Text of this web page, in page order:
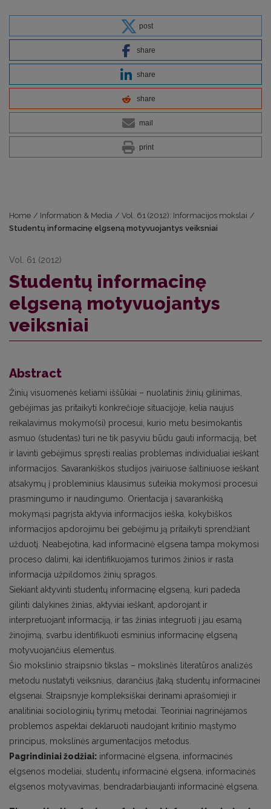
post
share
share
share
mail
print
Home / Information & Media / Vol. 61 (2012): Informacijos mokslai /
Studentų informacinę elgseną motyvuojantys veiksniai
Vol. 61 (2012)
Studentų informacinę
elgseną motyvuojantys
veiksniai
Abstract
Žinių visuomenės keliami iššūkiai – nuolatinis žinių gilinimas,
gebėjimas jas pritaikyti konkrečioje situacijoje, kelia naujus
reikalavimus mokymo(si) procesui, kurio metu besimokantis
asmuo (studentas) turi ne tik pasyviu būdu gauti informaciją, bet
ir lavinti gebėjimus spręsti realias problemas individualiai ieškant
informacijos. Savarankiškos studijos įvairiuose šaltiniuose ieškant
atsakymų į probleminius klausimus suteikia mokymosi procesui
prasmingumo ir naudingumo. Orientacija į savarankišką
mokymąsi pagrįsta aktyvia informacijos ieška, kokybiškos
informacijos apdorojimu bei gebėjimu ją pritaikyti sprendžiant
užduotį. Neabejotina, kad informacinė elgsena tampa mokymosi
proceso dalimi, kai identifikuojamos turimos žinios ir rasta
informacija užpildomos žinių spragos.
Siekiant aktyvinti studentų informacinę elgseną, kuri padeda
gilinti dalykines žinias, aktyviai ieškant, apdorojant ir
interpretuojant informaciją, ir tas žinias integruoti į jau esamą
žinojimą, svarbu identifikuoti esminius informacinę elgseną
motyvuojančius elementus.
Šio mokslinio straipsnio tikslas – mokslinės literatūros analizės
metodu nustatyti veiksnius, darančius įtaką studentų informacinei
elgsenai. Straipsnyje kompleksiškai derinami aprašomieji ir
analitiniai sociologinių tyrimų metodai. Teoriniai nagrinėjamos
problemos aspektai deklaruoti naudojant kritinio mąstymo
principus, mokslinės argumentacijos metodus.
Pagrindiniai žodžiai: informacinė elgsena, informacinės
elgsenos modeliai, studentų informacinė elgsena, informacinės
elgsenos motyvavimas, bendradarbiaujanti informacinė elgsena.